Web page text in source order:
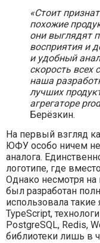
«Стоит
похожие
они выглядят
восприятия и
и удобный
скорость всех
наша
лучших
агрегаторе
Берёзкин.
На первый взгляд
ЮФУ особо ничем не
аналога.
логотипе, где
Однако несмотря
был разработан
использовала
TypeScript,
PostgreSQL, Redis,
библиотеки лишь в